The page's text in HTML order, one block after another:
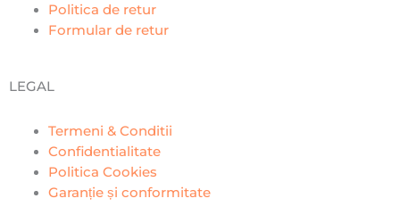
Politica de retur
Formular de retur
LEGAL
Termeni & Conditii
Confidentialitate
Politica Cookies
Garanție și conformitate